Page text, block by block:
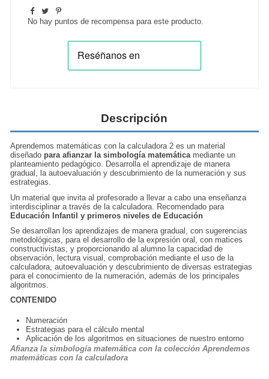
No hay puntos de recompensa para este producto.
Descripción
Aprendemos matemáticas con la calculadora 2 es un material
diseñado para afianzar la simbología matemáticamediante un
planteamiento pedagógico. Desarrolla el aprendizaje de manera
gradual, la autoevaluación y descubrimiento de la numeración y sus
estrategias.
Un material que invita al profesorado a llevar a cabo una enseñanza
interdisciplinar a través de la calculadora. Recomendado para
Educación Infantil y primeros niveles de Educación
Se desarro­llan los aprendizajes de manera gradual, con sugerencias
metodológicas, para el desarrollo de la expresión oral, con matices
constructivistas, y proporcionando al alumno la capacidad de
observación, lectura visual, comprobación mediante el uso de la
calculadora, autoevaluación y des­cubrimiento de diversas estrategias
para el conocimiento de la numera­ción, además de los principales
algoritmos.
CONTENIDO
Numeración
Estrategias para el cálculo mental
Aplicación de los algoritmos en situaciones de nuestro entorno
Afianza la simbología matemática con la colección Aprendemos
matemáticas con la calculadora